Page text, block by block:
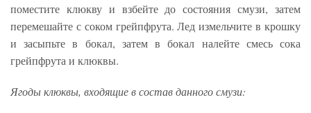
поместите клюкву и взбейте до состояния смузи, затем
перемешайте с соком грейпфрута. Лед измельчите в крошку
и засыпьте в бокал, затем в бокал налейте смесь сока
грейпфрута и клюквы.
Ягоды клюквы, входящие в состав данного смузи: